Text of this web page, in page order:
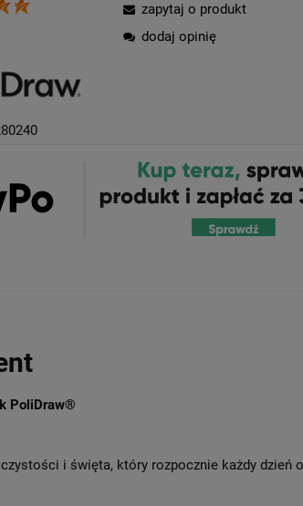
zapytaj o produkt
dodaj opinię
PoliDraw®
i święta, który rozpocznie każdy dzień